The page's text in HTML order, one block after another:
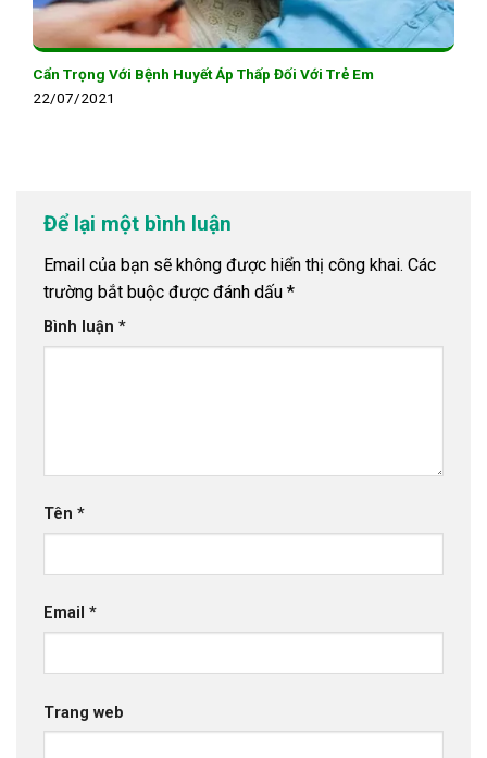
Cẩn Trọng Với Bệnh Huyết Áp Thấp Đối Với Trẻ Em
22/07/2021
Để lại một bình luận
Email của bạn sẽ không được hiển thị công khai. Các
trường bắt buộc được đánh dấu *
Bình luận *
Tên *
Email *
Trang web